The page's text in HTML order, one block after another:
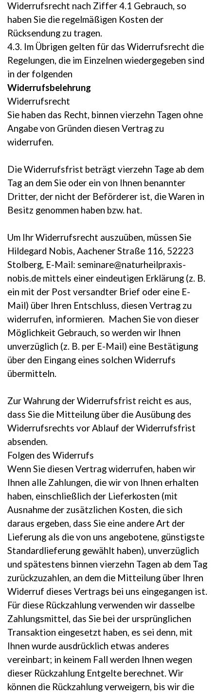
Widerrufsrecht nach Ziffer 4.1 Gebrauch, so
haben Sie die regelmäßigen Kosten der
Rücksendung zu tragen.
4.3. Im Übrigen gelten für das Widerrufsrecht die
Regelungen, die im Einzelnen wiedergegeben sind
in der folgenden
Widerrufsbelehrung
Widerrufsrecht
Sie haben das Recht, binnen vierzehn Tagen ohne
Angabe von Gründen diesen Vertrag zu
widerrufen.
Die Widerrufsfrist beträgt vierzehn Tage ab dem
Tag an dem Sie oder ein von Ihnen benannter
Dritter, der nicht der Beförderer ist, die Waren in
Besitz genommen haben bzw. hat.
Um Ihr Widerrufsrecht auszuüben, müssen Sie
Hildegard Nobis, Aachener Straße 116, 52223
Stolberg, E-Mail: seminare@naturheilpraxis-
nobis.de mittels einer eindeutigen Erklärung (z. B.
ein mit der Post versandter Brief oder eine E-
Mail) über Ihren Entschluss, diesen Vertrag zu
widerrufen, informieren. Machen Sie von dieser
Möglichkeit Gebrauch, so werden wir Ihnen
unverzüglich (z. B. per E-Mail) eine Bestätigung
über den Eingang eines solchen Widerrufs
übermitteln.
Zur Wahrung der Widerrufsfrist reicht es aus,
dass Sie die Mitteilung über die Ausübung des
Widerrufsrechts vor Ablauf der Widerrufsfrist
absenden.
Folgen des Widerrufs
Wenn Sie diesen Vertrag widerrufen, haben wir
Ihnen alle Zahlungen, die wir von Ihnen erhalten
haben, einschließlich der Lieferkosten (mit
Ausnahme der zusätzlichen Kosten, die sich
daraus ergeben, dass Sie eine andere Art der
Lieferung als die von uns angebotene, günstigste
Standardlieferung gewählt haben), unverzüglich
und spätestens binnen vierzehn Tagen ab dem Tag
zurückzuzahlen, an dem die Mitteilung über Ihren
Widerruf dieses Vertrags bei uns eingegangen ist.
Für diese Rückzahlung verwenden wir dasselbe
Zahlungsmittel, das Sie bei der ursprünglichen
Transaktion eingesetzt haben, es sei denn, mit
Ihnen wurde ausdrücklich etwas anderes
vereinbart; in keinem Fall werden Ihnen wegen
dieser Rückzahlung Entgelte berechnet. Wir
können die Rückzahlung verweigern, bis wir die